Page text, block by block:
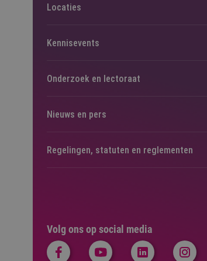
Volg ons op social media
Locaties
Kennisevents
Onderzoek en lectoraat
Nieuws en pers
Regelingen, statuten en reglementen